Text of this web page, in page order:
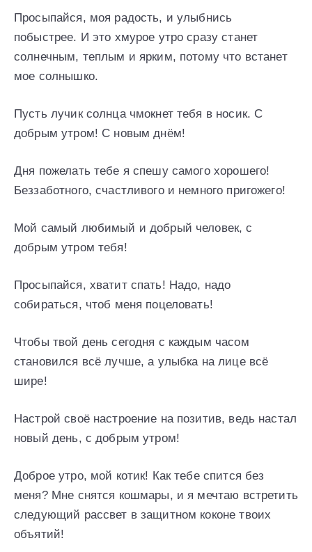
Просыпайся, моя радость, и улыбнись
побыстрее. И это хмурое утро сразу станет
солнечным, теплым и ярким, потому что встанет
мое солнышко.
Пусть лучик солнца чмокнет тебя в носик. С
добрым утром! С новым днём!
Дня пожелать тебе я спешу самого хорошего!
Беззаботного, счастливого и немного пригожего!
Мой самый любимый и добрый человек, с
добрым утром тебя!
Просыпайся, хватит спать! Надо, надо
собираться, чтоб меня поцеловать!
Чтобы твой день сегодня с каждым часом
становился всё лучше, а улыбка на лице всё
шире!
Настрой своё настроение на позитив, ведь настал
новый день, с добрым утром!
Доброе утро, мой котик! Как тебе спится без
меня? Мне снятся кошмары, и я мечтаю встретить
следующий рассвет в защитном коконе твоих
объятий!